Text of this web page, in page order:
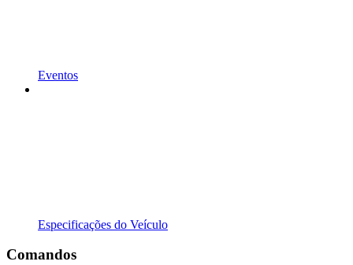
Eventos
Especificações do Veículo
Comandos